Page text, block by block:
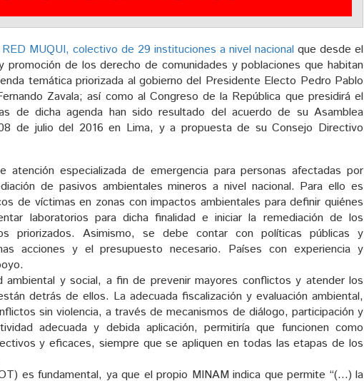
RED MUQUI, colectivo de 29 instituciones a nivel nacional que desde el
de los derecho de comunidades y poblaciones que habitan
temática priorizada al gobierno del Presidente Electo Pedro Pablo
Zavala; así como al Congreso de la República que presidirá el
de dicha agenda han sido resultado del acuerdo de su Asamblea
de julio del 2016 en Lima, y a propuesta de su Consejo Directivo
atención especializada de emergencia para personas afectadas por
de pasivos ambientales mineros a nivel nacional. Para ello es
de víctimas en zonas con impactos ambientales para definir quiénes
laboratorios para dicha finalidad e iniciar la remediación de los
priorizados. Asimismo, se debe contar con políticas públicas y
acciones y el presupuesto necesario. Países con experiencia y
ambiental y social, a fin de prevenir mayores conflictos y atender los
detrás de ellos. La adecuada fiscalización y evaluación ambiental,
sin violencia, a través de mecanismos de diálogo, participación y
adecuada y debida aplicación, permitiría que funcionen como
y eficaces, siempre que se apliquen en todas las etapas de los
es fundamental, ya que el propio MINAM indica que permite “(…) la